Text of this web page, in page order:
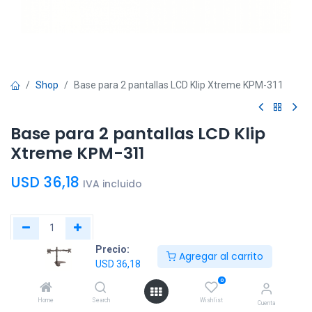
Precio:
USD 36,18
Agregar al carrito
Home Search
0
Wishlist Cuenta
Shop Base para 2 pantallas LCD Klip Xtreme KPM-311
Base para 2 pantallas LCD Klip
Xtreme KPM-311
USD 36,18 IVA incluido
Agregar al
carrito
Comprar
ahora